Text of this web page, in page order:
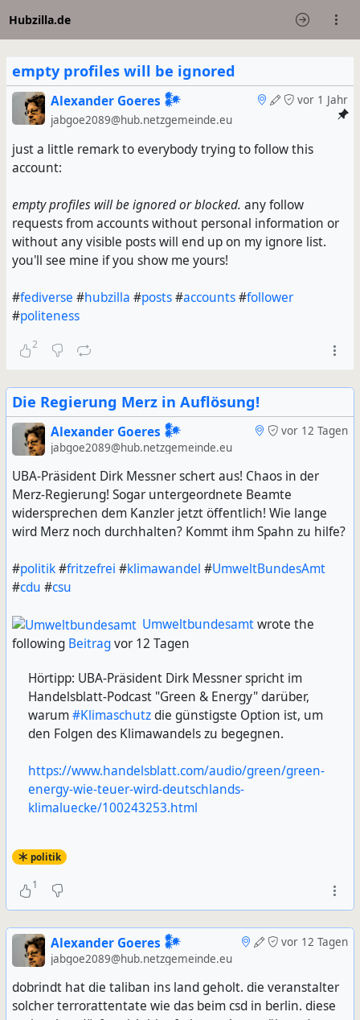
Hubzilla.de
empty profiles will be ignored
vor 1 Jahr
Alexander Goeres 𒀯
jabgoe2089@hub.netzgemeinde.eu
just a little remark to everybody trying to follow this
account:
empty profiles will be ignored or blocked. any follow
requests from accounts without personal information or
without any visible posts will end up on my ignore list.
you'll see mine if you show me yours!
#fediverse #hubzilla #posts#accounts#follower
#politeness
2
Die Regierung Merz in Auflösung!
vor 12 Tagen
Alexander Goeres 𒀯
jabgoe2089@hub.netzgemeinde.eu
UBA-Präsident Dirk Messner schert aus! Chaos in der
Merz-Regierung! Sogar untergeordnete Beamte
widersprechen dem Kanzler jetzt öffentlich! Wie lange
wird Merz noch durchhalten? Kommt ihm Spahn zu hilfe?
#politik#fritzefrei #klimawandel #UmweltBundesAmt
#cdu #csu
Umweltbundesamtwrote the
following Beitragvor 12 Tagen
Hörtipp: UBA-Präsident Dirk Messner spricht im
Handelsblatt-Podcast "Green & Energy" darüber,
warum#Klimaschutzdie günstigste Option ist, um
den Folgen des Klimawandels zu begegnen.
https://www.handelsblatt.com/audio/green/green-
energy-wie-teuer-wird-deutschlands-
klimaluecke/100243253.html
politik
1
vor 12 Tagen
Alexander Goeres 𒀯
jabgoe2089@hub.netzgemeinde.eu
dobrindt hat die taliban ins land geholt. die veranstalter
solcher terrorattentate wie das beim csd in berlin. diese